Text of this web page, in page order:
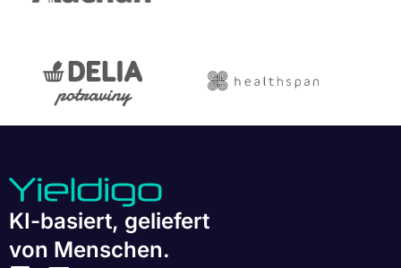
KI-basiert, geliefert
von Menschen.